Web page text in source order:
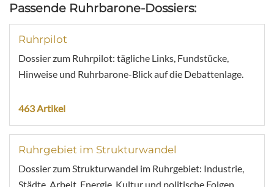
Passende Ruhrbarone-Dossiers:
Ruhrpilot
Dossier zum Ruhrpilot: tägliche Links, Fundstücke,
Hinweise und Ruhrbarone-Blick auf die Debattenlage.
463 Artikel
Ruhrgebiet im Strukturwandel
Dossier zum Strukturwandel im Ruhrgebiet: Industrie,
Städte, Arbeit, Energie, Kultur und politische Folgen.